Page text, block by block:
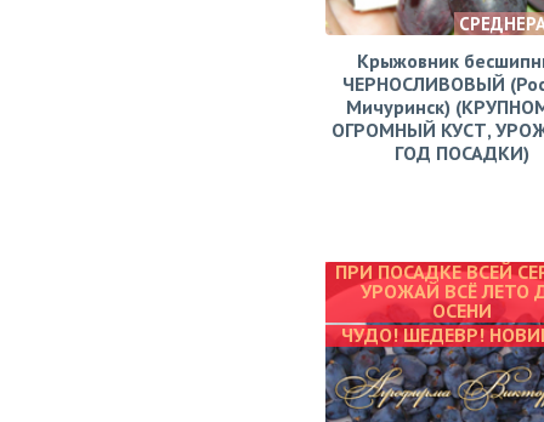
Крыжовник
ЧЕРНОСЛИВОВЫЙ
Мичуринск)
ОГРОМНЫЙ КУСТ,
ГОД ПОСАДКИ)
ПРИ ПОСАДКЕ ВСЕЙ
УРОЖАЙ ВСЁ ЛЕТО
ОСЕНИ
ЧУДО! ШЕДЕВР!